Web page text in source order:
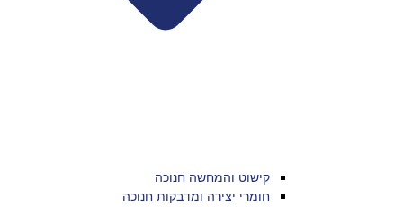
קישוט והמחשה חנוכה
חומרי יצירה ומדבקות חנוכה